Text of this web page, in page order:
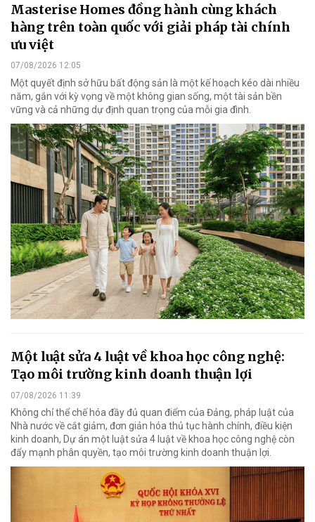
Masterise Homes đồng hành cùng khách
hàng trên toàn quốc với giải pháp tài chính
ưu việt
07/08/2026 12:05
Một quyết định sở hữu bất động sản là một kế hoạch kéo dài nhiều
năm, gắn với kỳ vọng về một không gian sống, một tài sản bền
vững và cả những dự định quan trọng của mỗi gia đình.
Một luật sửa 4 luật về khoa học công nghệ:
Tạo môi trường kinh doanh thuận lợi
07/08/2026 11:39
Không chỉ thể chế hóa đầy đủ quan điểm của Đảng, pháp luật của
Nhà nước về cắt giảm, đơn giản hóa thủ tục hành chính, điều kiện
kinh doanh, Dự án một luật sửa 4 luật về khoa học công nghệ còn
đẩy mạnh phân quyền, tạo môi trường kinh doanh thuận lợi.